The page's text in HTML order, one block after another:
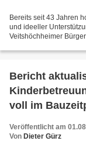
Bereits seit 43 Jahren
und ideeller
Veitshöchheimer
Bericht
voll im
Veröffentlicht am
Von Dieter Gürz